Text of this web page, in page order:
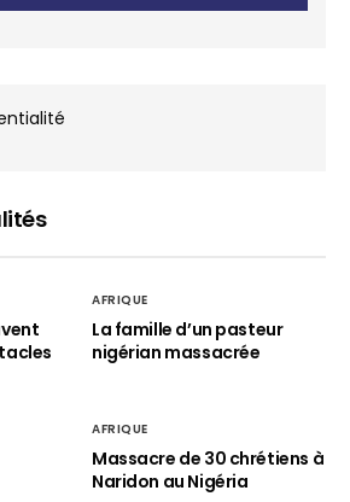
AFRIQUE
La famille d’un pasteur
nigérian massacrée
AFRIQUE
Massacre de 30 chrétiens à
Naridon au Nigéria